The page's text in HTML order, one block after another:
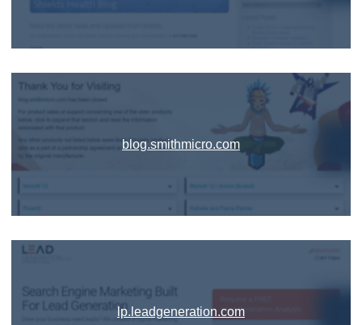
blog.smithmicro.com
lp.leadgeneration.com